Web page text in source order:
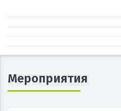
Мероприятия